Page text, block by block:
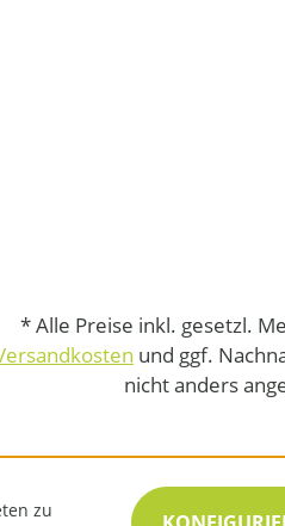
* Alle Preise inkl. gesetzl.
und ggf.
nicht anders
zu